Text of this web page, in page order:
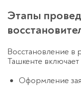
Этапы
Восстановление в
Ташкенте
Оформление